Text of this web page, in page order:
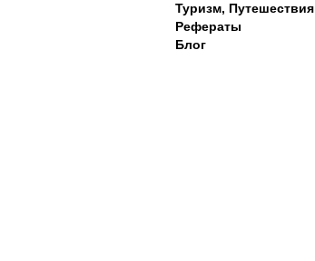
Туризм, Путешествия
Рефераты
Блог